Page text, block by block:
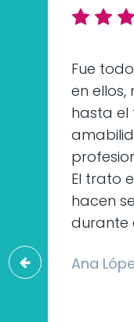
Fue
en
hasta el
El trato
hacen
durante
Ana